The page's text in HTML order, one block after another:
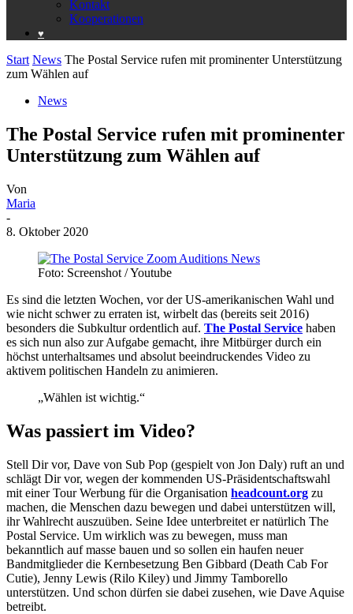
Kontakt
Kooperationen
♥️
Start News The Postal Service rufen mit prominenter Unterstützung
zum Wählen auf
News
The Postal Service rufen mit prominenter
Unterstützung zum Wählen auf
Von
Maria
-
8. Oktober 2020
Foto: Screenshot / Youtube
Es sind die letzten Wochen, vor der US-amerikanischen Wahl und
wie nicht schwer zu erraten ist, wirbelt das (bereits seit 2016)
besonders die Subkultur ordentlich auf. The Postal Service haben
es sich nun also zur Aufgabe gemacht, ihre Mitbürger durch ein
höchst unterhaltsames und absolut beeindruckendes Video zu
aktivem politischen Handeln zu animieren.
„Wählen ist wichtig.“
Was passiert im Video?
Stell Dir vor, Dave von Sub Pop (gespielt von Jon Daly) ruft an und
schlägt Dir vor, wegen der kommenden US-Präsidentschaftswahl
mit einer Tour Werbung für die Organisation headcount.org zu
machen, die Menschen dazu bewegen und dabei unterstützen will,
ihr Wahlrecht auszuüben. Seine Idee unterbreitet er natürlich The
Postal Service. Um wirklich was zu bewegen, muss man
bekanntlich auf masse bauen und so sollen ein haufen neuer
Bandmitglieder die Kernbesetzung Ben Gibbard (Death Cab For
Cutie), Jenny Lewis (Rilo Kiley) und Jimmy Tamborello
unterstützen. Und schon dürfen sie dabei zusehen, wie Dave Aquise
betreibt.